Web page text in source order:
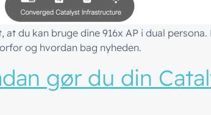
at du kan bruge dine 916x AP i dual
og hvordan bag nyheden.
gør du din